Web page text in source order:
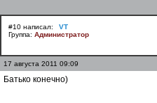
#10 написал:
VT
Группа: Администратор
17 августа 2011 09:09
Батько конечно)